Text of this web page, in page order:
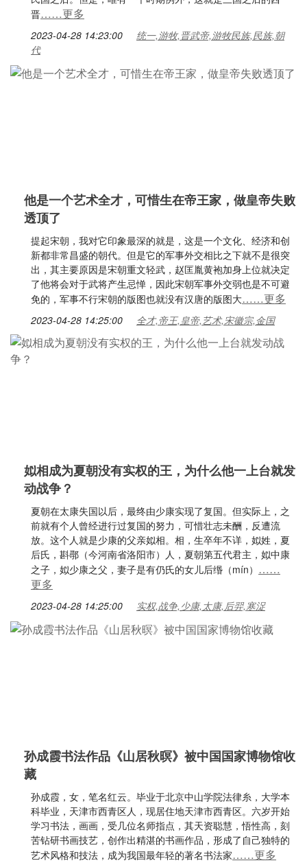
晋……更多
2023-04-28 14:23:00
统一,游牧,晋武帝,游牧民族,民族,朝
代
他是一个艺术全才，可惜生在帝王家，做皇帝失败
透顶了
提起宋朝，我对它印象最深的就是，这是一个文化、经济和创
新都非常昌盛的朝代。但是它的军事外交相比之下就不是很突
出，其主要原因是宋朝重文轻武，赵匡胤黄袍加身上位就决定
了他将会对于武将产生忌惮，因此宋朝军事外交弱也是不可避
免的，军事不行宋朝的版图也就没有汉唐的版图大……更多
2023-04-28 14:25:00 全才,帝王,皇帝,艺术,宋徽宗,金国
姒相成为夏朝没有实权的王，为什么他一上台就发
动战争？
夏朝在太康失国以后，最终由少康实现了复国。但实际上，之
前就有个人曾经进行过复国的努力，可惜壮志未酬，反遭流
放。这个人就是少康的父亲姒相。相，生卒年不详，姒姓，夏
后氏，斟鄩（今河南省洛阳市）人，夏朝第五代君主，姒中康
之子，姒少康之父，妻子是有仍氏的女儿后缗（mín） ……
更多
2023-04-28 14:25:00 实权,战争,少康,太康,后羿,寒浞
孙成霞书法作品《山居秋暝》被中国国家博物馆收
藏
孙成霞，女，笔名红云。毕业于北京中山学院法律糸，大学本
科毕业，天津市西青区人，现居住地天津市西青区。六岁开始
学习书法，画画，受几位名师指点，其天资聪慧，悟性高，刻
苦钻研书画技艺，创作出精湛的书画作品，形成了自己独特的
艺术风格和技法，成为我国最年轻的著名书法家……更多